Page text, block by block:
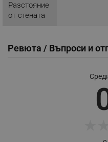
Разстояние
от стената
Ревюта / Въпроси и
Google Privacy Policy